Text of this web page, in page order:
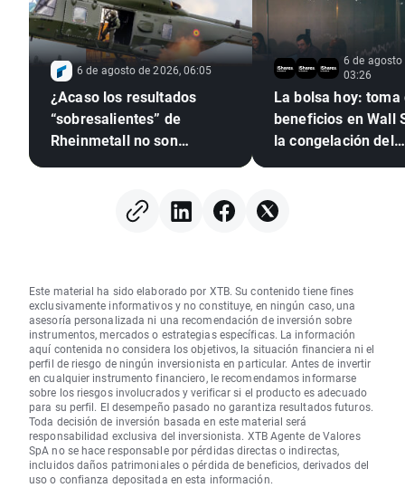
6 de agosto de 2026, 06:05
¿Acaso los resultados
“sobresalientes” de
Rheinmetall no son
6 de agosto
03:26
La bolsa hoy: toma de
beneficios en Wall
la congelación del
Este material ha sido elaborado por XTB. Su contenido tiene fines
exclusivamente informativos y no constituye, en ningún caso, una
asesoría personalizada ni una recomendación de inversión sobre
instrumentos, mercados o estrategias específicas. La información
aquí contenida no considera los objetivos, la situación financiera ni el
perfil de riesgo de ningún inversionista en particular. Antes de invertir
en cualquier instrumento financiero, le recomendamos informarse
sobre los riesgos involucrados y verificar si el producto es adecuado
para su perfil. El desempeño pasado no garantiza resultados futuros.
Toda decisión de inversión basada en este material será
responsabilidad exclusiva del inversionista. XTB Agente de Valores
SpA no se hace responsable por pérdidas directas o indirectas,
incluidos daños patrimoniales o pérdida de beneficios, derivados del
uso o confianza depositada en esta información.